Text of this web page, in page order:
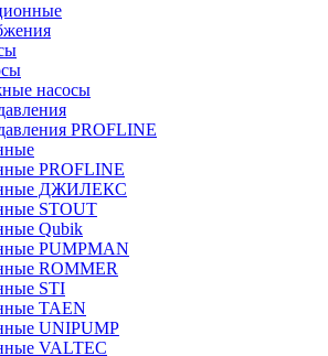
насосы
PROFLINE
PROFLINE
ДЖИЛЕКС
STOUT
Qubik
PUMPMAN
ROMMER
STI
TAEN
UNIPUMP
VALTEC